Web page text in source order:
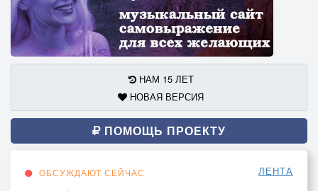
НАМ 15 ЛЕТ
НОВАЯ ВЕРСИЯ
ПОМОЩЬ ПРОЕКТУ
ОБСУЖДАЮТ СЕЙЧАС ЛЕНТА